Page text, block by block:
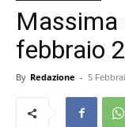
Massima
febbraio
By Redazione - 5